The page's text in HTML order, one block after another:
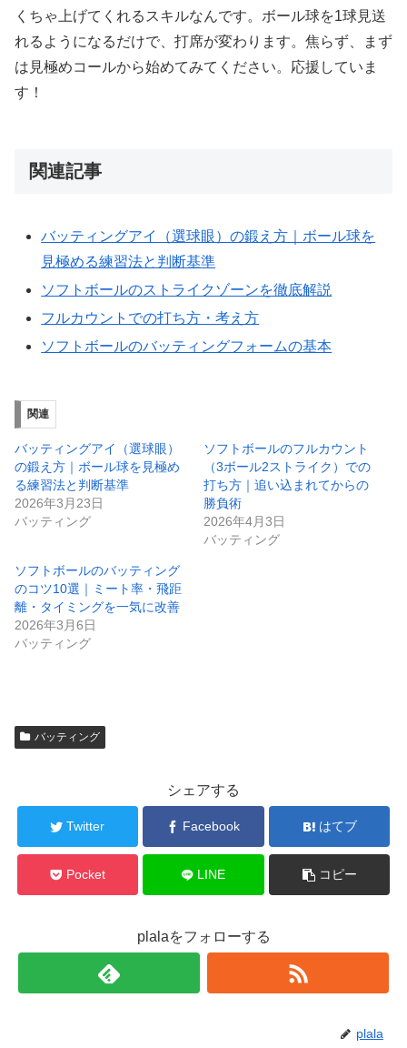
くちゃ上げてくれるスキルなんです。ボール球を1球見送
れるようになるだけで、打席が変わります。焦らず、まず
は見極めコールから始めてみてください。応援していま
す！
関連記事
バッティングアイ（選球眼）の鍛え方｜ボール球を
見極める練習法と判断基準
ソフトボールのストライクゾーンを徹底解説
フルカウントでの打ち方・考え方
ソフトボールのバッティングフォームの基本
関連
バッティングアイ（選球眼）
の鍛え方｜ボール球を見極め
る練習法と判断基準
2026年3月23日
バッティング
ソフトボールのフルカウント
（3ボール2ストライク）での
打ち方｜追い込まれてからの
勝負術
2026年4月3日
バッティング
ソフトボールのバッティング
のコツ10選｜ミート率・飛距
離・タイミングを一気に改善
2026年3月6日
バッティング
バッティング
シェアする
Twitter Facebook はてブ
Pocket LINE コピー
plalaをフォローする
plala